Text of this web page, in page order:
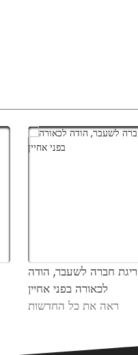
חברה לשעבר, הודה
לכאורה בפני אחיין
ראה את כל החדשות